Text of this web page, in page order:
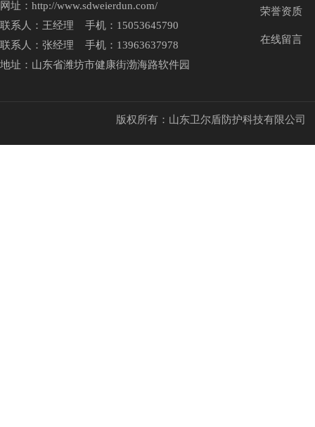
网址：http://www.sdweierdun.com/
联系人：王经理 手机：15053645790
联系人：张经理 手机：13963637978
地址：山东省潍坊市健康街渤海路软件园
荣誉资质
在线留言
版权所有：山东卫尔盾防护科技有限公